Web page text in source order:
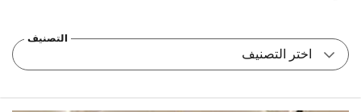
التصنيف